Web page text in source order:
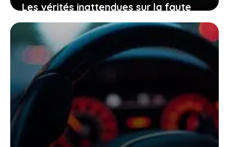
Les vérités inattendues sur la faute
éliminatoire et la possibilité d’avoir son
permis malgré tout
11 décembre 2025